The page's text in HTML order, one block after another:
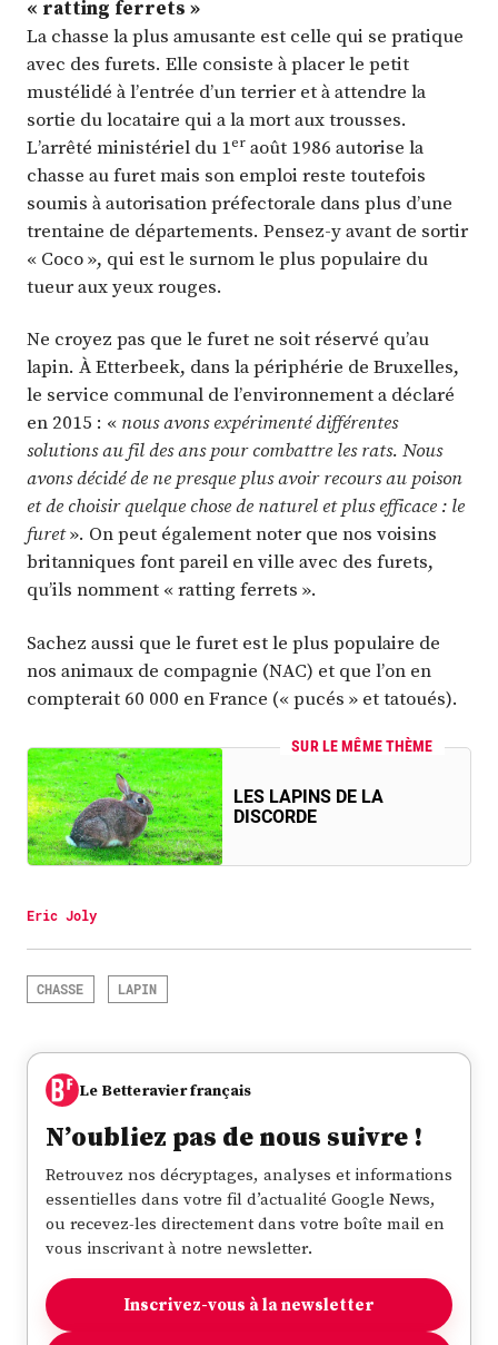
« ratting ferrets »
La chasse la plus amusante est celle qui se pratique
avec des furets. Elle consiste à placer le petit
mustélidé à l’entrée d’un terrier et à attendre la
sortie du locataire qui a la mort aux trousses.
L’arrêté ministériel du 1er août 1986 autorise la
chasse au furet mais son emploi reste toutefois
soumis à autorisation préfectorale dans plus d’une
trentaine de départements. Pensez-y avant de sortir
« Coco », qui est le surnom le plus populaire du
tueur aux yeux rouges.
Ne croyez pas que le furet ne soit réservé qu’au
lapin. À Etterbeek, dans la périphérie de Bruxelles,
le service communal de l’environnement a déclaré
en 2015 : « nous avons expérimenté différentes
solutions au fil des ans pour combattre les rats. Nous
avons décidé de ne presque plus avoir recours au poison
et de choisir quelque chose de naturel et plus efficace : le
furet». On peut également noter que nos voisins
britanniques font pareil en ville avec des furets,
qu’ils nomment « ratting ferrets ».
Sachez aussi que le furet est le plus populaire de
nos animaux de compagnie (NAC) et que l’on en
compterait 60 000 en France (« pucés » et tatoués).
SUR LE MÊME THÈME
LES LAPINS DE LA
DISCORDE
Eric Joly
CHASSE LAPIN
Le Betteravier français
N’oubliez pas de nous suivre !
Retrouvez nos décryptages, analyses et informations
essentielles dans votre fil d’actualité Google News,
ou recevez-les directement dans votre boîte mail en
vous inscrivant à notre newsletter.
Inscrivez-vous à la newsletter